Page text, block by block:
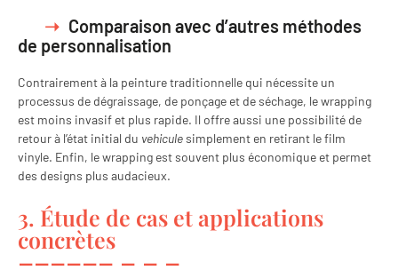
Comparaison avec d’autres méthodes
de personnalisation
Contrairement à la peinture traditionnelle qui nécessite un
processus de dégraissage, de ponçage et de séchage, le wrapping
est moins invasif et plus rapide. Il offre aussi une possibilité de
retour à l’état initial du vehiculesimplement en retirant le film
vinyle. Enfin, le wrapping est souvent plus économique et permet
des designs plus audacieux.
3. Étude de cas et applications
concrètes